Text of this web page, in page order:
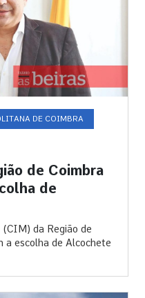
DE COIMBRA
de Coimbra
de
da Região de
a escolha de Alcochete